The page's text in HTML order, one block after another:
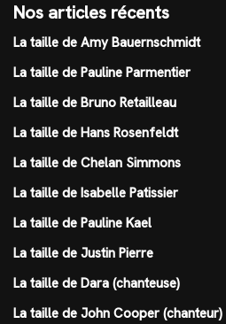
Nos articles récents
La taille de Amy Bauernschmidt
La taille de Pauline Parmentier
La taille de Bruno Retailleau
La taille de Hans Rosenfeldt
La taille de Chelan Simmons
La taille de Isabelle Patissier
La taille de Pauline Kael
La taille de Justin Pierre
La taille de Dara (chanteuse)
La taille de John Cooper (chanteur)